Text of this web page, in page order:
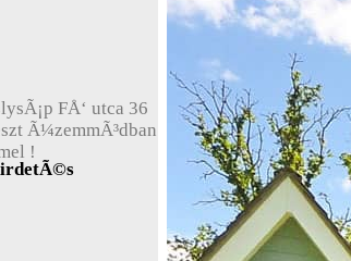
Ã¼zemmÃ³dban
!